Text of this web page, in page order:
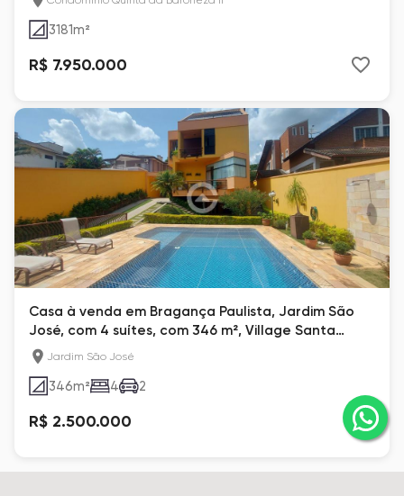
3181m²
R$ 7.950.000
Casa à venda em Bragança Paulista, Jardim São
José, com 4 suítes, com 346 m², Village Santa
Helena
Jardim São José
346m² 4 2
R$ 2.500.000